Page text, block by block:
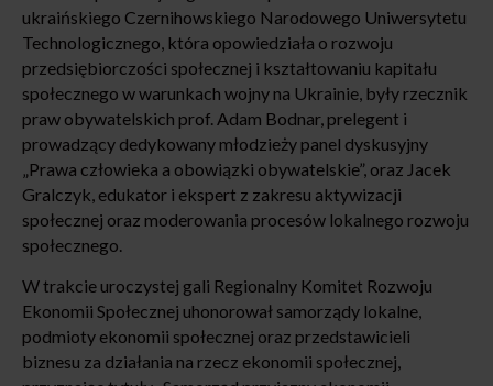
ukraińskiego Czernihowskiego Narodowego Uniwersytetu
Technologicznego, która opowiedziała o rozwoju
przedsiębiorczości społecznej i kształtowaniu kapitału
społecznego w warunkach wojny na Ukrainie, były rzecznik
praw obywatelskich prof. Adam Bodnar, prelegent i
prowadzący dedykowany młodzieży panel dyskusyjny
„Prawa człowieka a obowiązki obywatelskie”, oraz Jacek
Gralczyk, edukator i ekspert z zakresu aktywizacji
społecznej oraz moderowania procesów lokalnego rozwoju
społecznego.
W trakcie uroczystej gali Regionalny Komitet Rozwoju
Ekonomii Społecznej uhonorował samorządy lokalne,
podmioty ekonomii społecznej oraz przedstawicieli
biznesu za działania na rzecz ekonomii społecznej,